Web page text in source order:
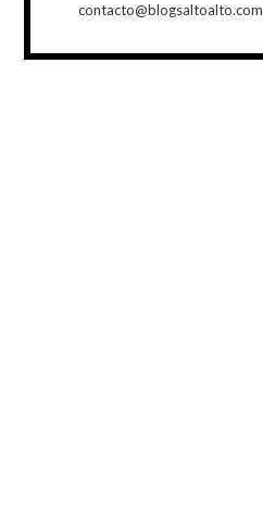
contacto@blogsaltoalto.com